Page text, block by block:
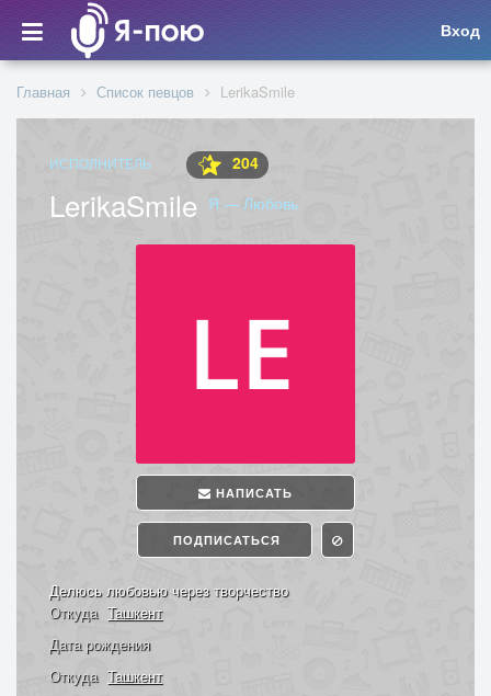
Вход
Главная Список певцов LerikaSmile
ИСПОЛНИТЕЛЬ 204
LerikaSmile Я — Любовь
НАПИСАТЬ
ПОДПИСАТЬСЯ
Делюсь любовью через творчество
Откуда Ташкент
Дата рождения
Откуда Ташкент